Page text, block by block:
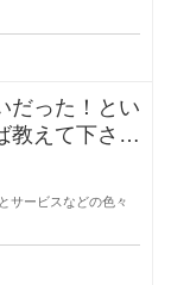
だった！とい
教えて下さ
サービスなどの色々